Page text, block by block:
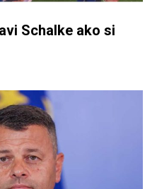
Schalke ako si